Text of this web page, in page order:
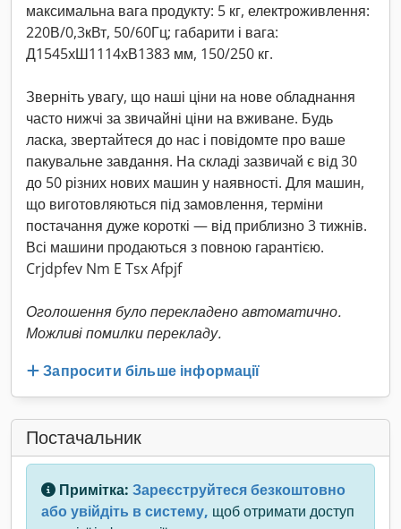
максимальна вага продукту: 5 кг, електроживлення:
220В/0,3кВт, 50/60Гц; габарити і вага:
Д1545xШ1114xВ1383 мм, 150/250 кг.
Зверніть увагу, що наші ціни на нове обладнання
часто нижчі за звичайні ціни на вживане. Будь
ласка, звертайтеся до нас і повідомте про ваше
пакувальне завдання. На складі зазвичай є від 30
до 50 різних нових машин у наявності. Для машин,
що виготовляються під замовлення, терміни
постачання дуже короткі — від приблизно 3 тижнів.
Всі машини продаються з повною гарантією.
Crjdpfev Nm E Tsx Afpjf
Оголошення було перекладено автоматично.
Можливі помилки перекладу.
Запросити більше інформації
Постачальник
Примітка: Зареєструйтеся безкоштовно
або увійдіть в систему, щоб отримати доступ